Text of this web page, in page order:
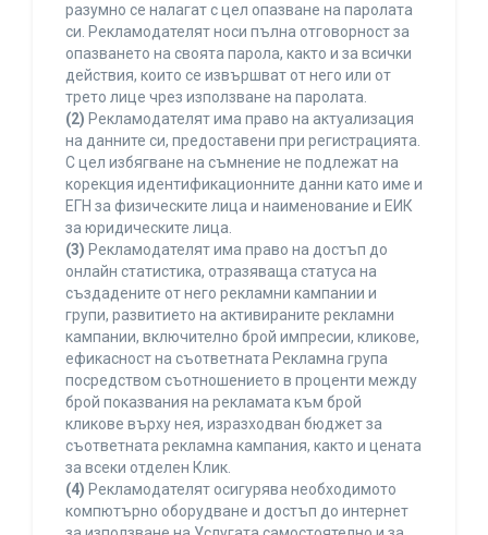
разумно се налагат с цел опазване на паролата
си. Рекламодателят носи пълна отговорност за
опазването на своята парола, както и за всички
действия, които се извършват от него или от
трето лице чрез използване на паролата.
(2) Рекламодателят има право на актуализация
на данните си, предоставени при регистрацията.
С цел избягване на съмнение не подлежат на
корекция идентификационните данни като име и
ЕГН за физическите лица и наименование и ЕИК
за юридическите лица.
(3) Рекламодателят има право на достъп до
онлайн статистика, отразяваща статуса на
създадените от него рекламни кампании и
групи, развитието на активираните рекламни
кампании, включително брой импресии, кликове,
ефикасност на съответната Рекламна група
посредством съотношението в проценти между
брой показвания на рекламата към брой
кликове върху нея, изразходван бюджет за
съответната рекламна кампания, както и цената
за всеки отделен Клик.
(4) Рекламодателят осигурява необходимото
компютърно оборудване и достъп до интернет